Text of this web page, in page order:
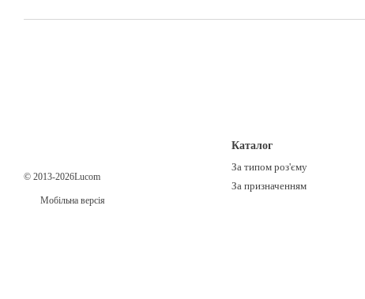
© 2013-2026Lucom
Мобільна версія
Каталог
За типом роз'єму
За призначенням